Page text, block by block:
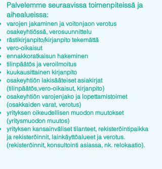
Palvelemme seuraavissa toimenpiteissä ja
aihealueissa:
varojen jakaminen ja voitonjaon verotus
osakeyhtiössä, verosuunnittelu
rästikirjanpito/kirjanpito tekemättä
vero-oikaisut
ennakkoratkaisun hakeminen
tilinpäätös ja veroilmoitus
kuukausittainen kirjanpito
osakeyhtiön lakisääteiset asiakirjat
(tilinpäätös,vero-oikaisut, kirjanpito)
osakeyhtiön varojenjako ja lopettamistoimet
(osakkaiden varat, verotus)
yrityksen oikeudellisen muodon muutokset
(yritysmuodon muutos)
yrityksen kansainväliset tilanteet, rekisteröintipaikka
ja rekisteröinnit, lainkäyttöalueet ja verotus.
(rekisteröinnit, konsultointi asiassa, nk. relokaatio).